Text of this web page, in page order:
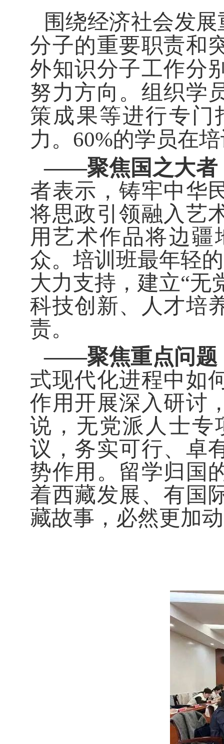
围绕经济社会发
分子的重要职责和
外知识分子工作分
努力方向。组织学
策成果等进行专门
力。 60%的学员在
——聚焦国之大者
者表示，铸牢中华
将思政引领融入艺
用艺术作品将边
众。培训班最年轻
大力支持，建立“无
科技创新、人才培
责。
——聚焦重点问题
式现代化进程中如
作用开展深入研讨
说，无党派人士专
议，务实可行、卓
势作用。留学归国
着西藏发展、有国
藏故事，必然更加